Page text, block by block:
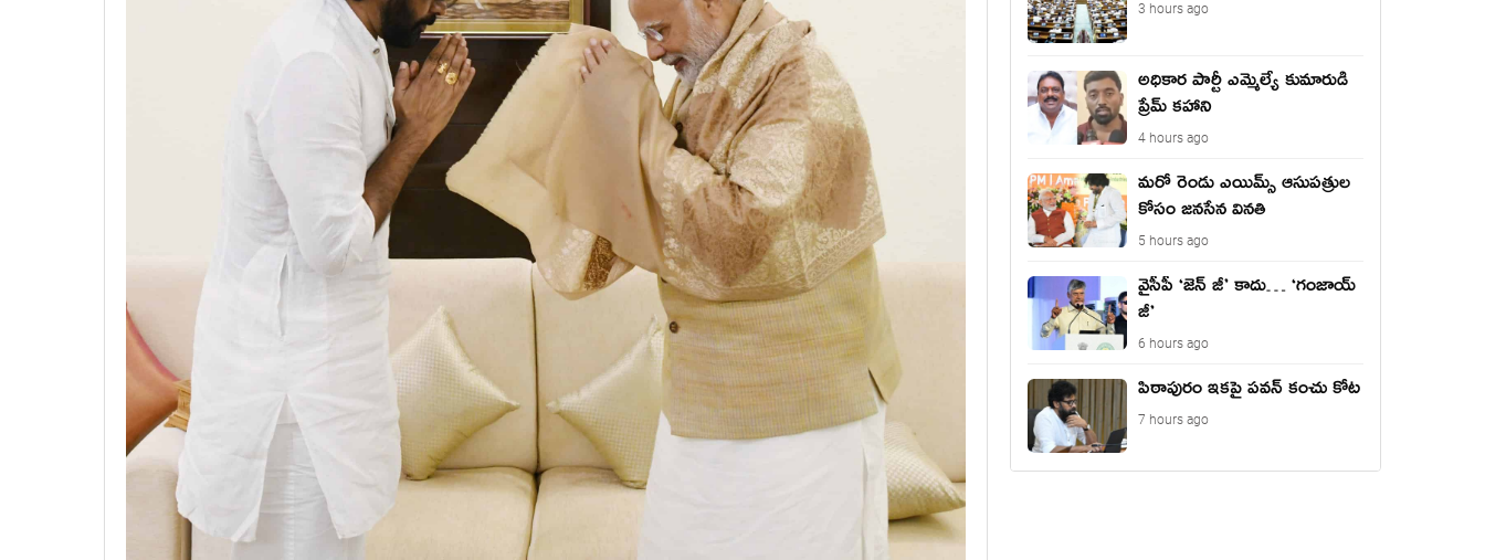
3 hours ago
అధికార పార్టీ ఎమ్మెల్యే కుమారుడి
ప్రేమ్ కహాని
4 hours ago
మరో రెండు ఎయిమ్స్ ఆసుపత్రుల
కోసం జనసేన వినతి
5 hours ago
వైసీపీ ‘జెన్ జీ’ కాదు… ‘గంజాయ్
జీ’
6 hours ago
పిఠాపురం ఇకపై పవన్ కంచు కోట
7 hours ago